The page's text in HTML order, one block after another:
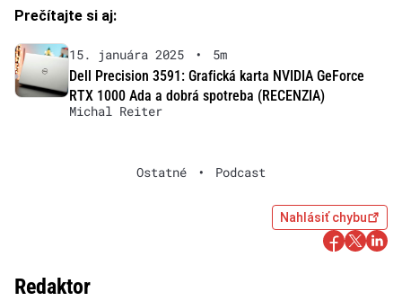
Prečítajte si aj:
15. januára 2025 •
5m
Dell Precision 3591: Grafická karta NVIDIA GeForce
RTX 1000 Ada a dobrá spotreba (RECENZIA)
Michal Reiter
Ostatné • Podcast
Nahlásiť chybu
Redaktor